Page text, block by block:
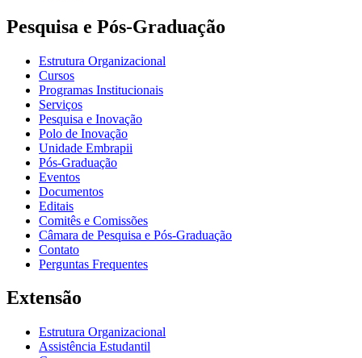
Pesquisa e Pós-Graduação
Estrutura Organizacional
Cursos
Programas Institucionais
Serviços
Pesquisa e Inovação
Polo de Inovação
Unidade Embrapii
Pós-Graduação
Eventos
Documentos
Editais
Comitês e Comissões
Câmara de Pesquisa e Pós-Graduação
Contato
Perguntas Frequentes
Extensão
Estrutura Organizacional
Assistência Estudantil